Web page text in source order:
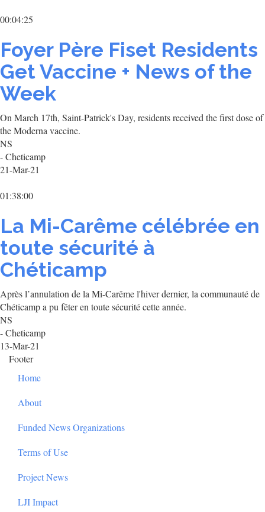
00:04:25
Foyer Père Fiset Residents
Get Vaccine + News of the
Week
On March 17th, Saint-Patrick's Day, residents received the first dose of
the Moderna vaccine.
NS
- Cheticamp
21-Mar-21
01:38:00
La Mi-Carême célébrée en
toute sécurité à
Chéticamp
Après l’annulation de la Mi-Carême l'hiver dernier, la communauté de
Chéticamp a pu fêter en toute sécurité cette année.
NS
- Cheticamp
13-Mar-21
Footer
Home
About
Funded News Organizations
Terms of Use
Project News
LJI Impact